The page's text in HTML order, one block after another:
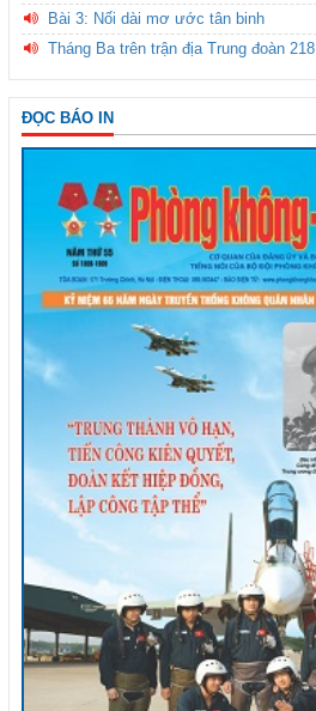
Bài 3: Nối dài mơ ước tân binh
Tháng Ba trên trận địa Trung đoàn 218
ĐỌC BÁO IN